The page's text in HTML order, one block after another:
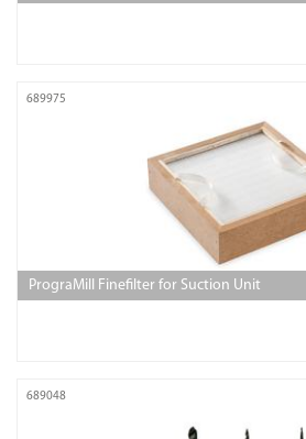
689975
PrograMill Finefilter for Suction Unit
689048